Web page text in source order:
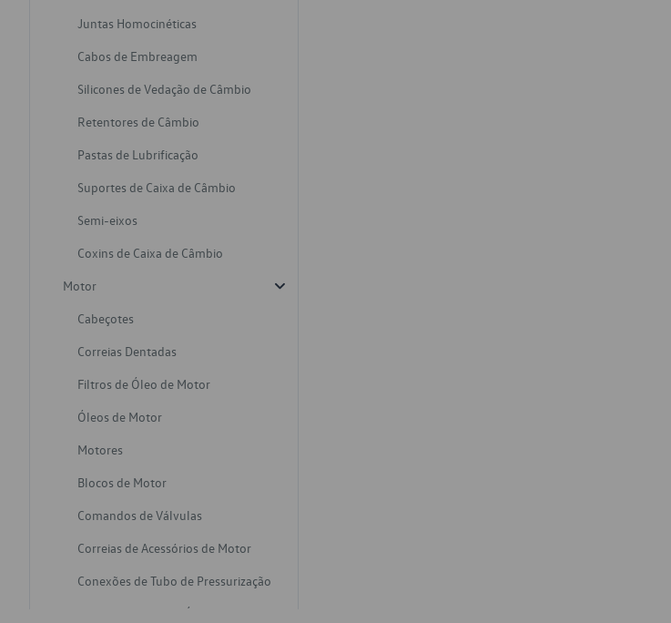
Juntas Homocinéticas
Cabos de Embreagem
Silicones de Vedação de Câmbio
Retentores de Câmbio
Pastas de Lubrificação
Suportes de Caixa de Câmbio
Semi-eixos
Coxins de Caixa de Câmbio
Motor
Cabeçotes
Correias Dentadas
Filtros de Óleo de Motor
Óleos de Motor
Motores
Blocos de Motor
Comandos de Válvulas
Correias de Acessórios de Motor
Conexões de Tubo de Pressurização
Varetas de Nivel de Óleo